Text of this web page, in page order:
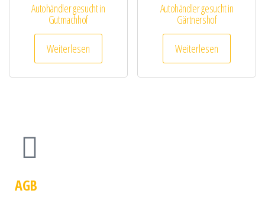
Autohändler gesucht in
Gutmachhof
Weiterlesen
Autohändler gesucht in
Gärtnershof
Weiterlesen
AGB